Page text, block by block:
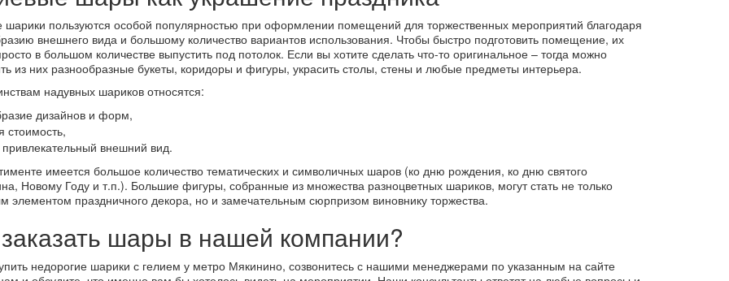
шарики пользуются особой популярностью при оформлении помещений для торжественных мероприятий благодаря
внешнего вида и большому количество вариантов использования. Чтобы быстро подготовить помещение, их
в большом количестве выпустить под потолок. Если вы хотите сделать что-то оригинальное – тогда можно
из них разнообразные букеты, коридоры и фигуры, украсить столы, стены и любые предметы интерьера.
надувных шариков относятся:
дизайнов и форм,
стоимость,
внешний вид.
имеется большое количество тематических и символичных шаров (ко дню рождения, ко дню святого
Новому Году и т.п.). Большие фигуры, собранные из множества разноцветных шариков, могут стать не только
элементом праздничного декора, но и замечательным сюрпризом виновнику торжества.
шары в нашей компании?
недорогие шарики с гелием у метро Мякинино, созвонитесь с нашими менеджерами по указанным на сайте